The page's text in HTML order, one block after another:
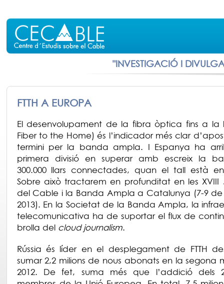
"INVESTIGACIÓ I
FTTH A EUROPA
El desenvolupament de la fibra òptica fins a la
Fiber to the Home) és l’indicador més clar
termini per la banda ampla. I Espanya ha
primera divisió en superar amb escreix la
300.000 llars connectades, quan el tall està en
Sobre això tractarem en profunditat en les XVIII
del Cable i la Banda Ampla a Catalunya (7-9
2013). En la Societat de la Banda Ampla, la
telecomunicativa ha de suportar el flux de
brolla del cloud journalism.
Rússia és líder en el desplegament de FTTH
sumar 2,2 milions de nous abonats en la segona
2012. De fet, suma més que l’addició dels